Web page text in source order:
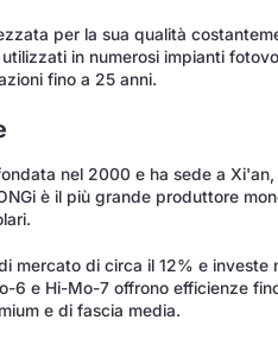
per la sua qualità
in numerosi impianti
fino a 25 anni.
nel 2000 e ha sede a
è il più grande produttore
mercato di circa il 12% e investe
6 e Hi-Mo-7 offrono efficienze
e di fascia media.